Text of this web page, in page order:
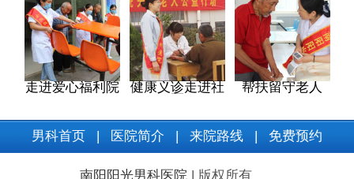
走进爱心福利院
健康义诊走进社
帮扶留守老人
男科首页 医院简介 来院路线 免费预约
南阳阳光男科医院 | 版权所有